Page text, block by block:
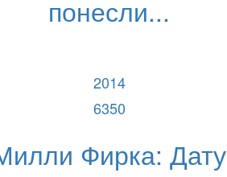
понесли...
2014
6350
Фирка: Дату